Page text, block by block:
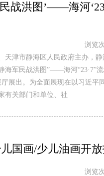
战洪图’——海河
浏览
天津市静海区人民政府主办，
海军民战洪图”——海河“23·7”
展出。为全面展现在以习近
有关部门和单位、社
国画/少儿油画开
浏览